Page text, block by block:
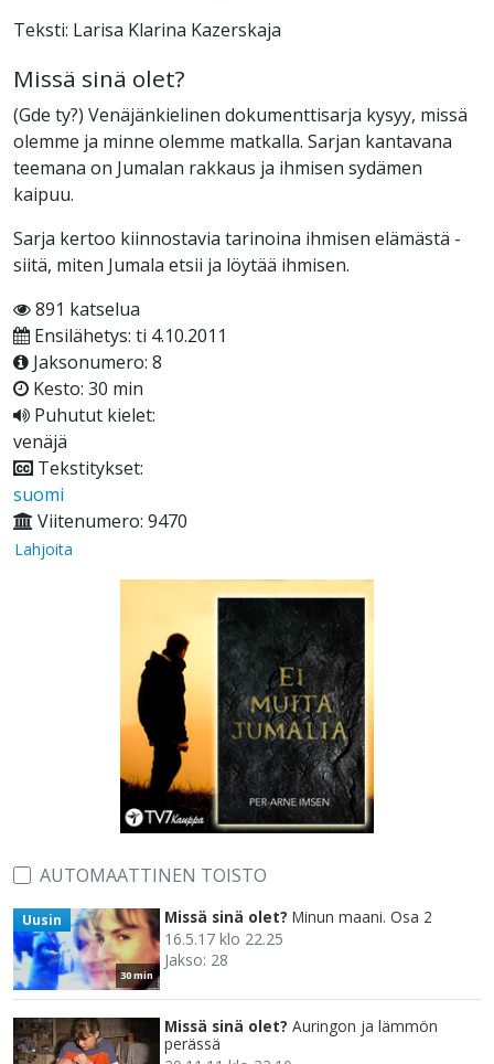
Teksti: Larisa Klarina Kazerskaja
Missä sinä olet?
(Gde ty?) Venäjänkielinen dokumenttisarja kysyy, missä
olemme ja minne olemme matkalla. Sarjan kantavana
teemana on Jumalan rakkaus ja ihmisen sydämen
kaipuu.
Sarja kertoo kiinnostavia tarinoina ihmisen elämästä -
siitä, miten Jumala etsii ja löytää ihmisen.
891 katselua
Ensilähetys: ti 4.10.2011
Jaksonumero: 8
Kesto: 30 min
Puhutut kielet:
venäjä
Tekstitykset:
suomi
Viitenumero: 9470
Lahjoita
AUTOMAATTINEN TOISTO
30 min
Uusin Missä sinä olet? Minun maani. Osa 2
16.5.17 klo 22.25
Jakso: 28
Missä sinä olet? Auringon ja lämmön
perässä